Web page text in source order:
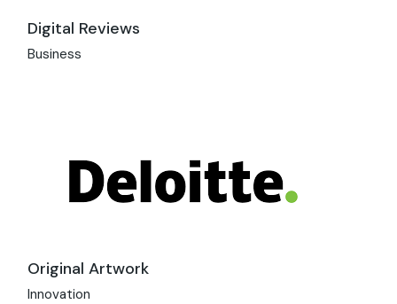
Digital Reviews
Business
Original Artwork
Innovation